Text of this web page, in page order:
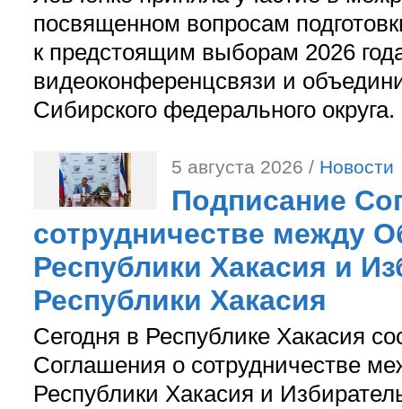
посвященном вопросам
к предстоящим выборам 2026
видеоконференцсвязи и
Сибирского федерального округа.
5 августа 2026 / Новости
Подписание
сотрудничестве между
Республики Хакасия и
Республики Хакасия
Сегодня в Республике Хакасия
Соглашения о сотрудничестве
Республики Хакасия и